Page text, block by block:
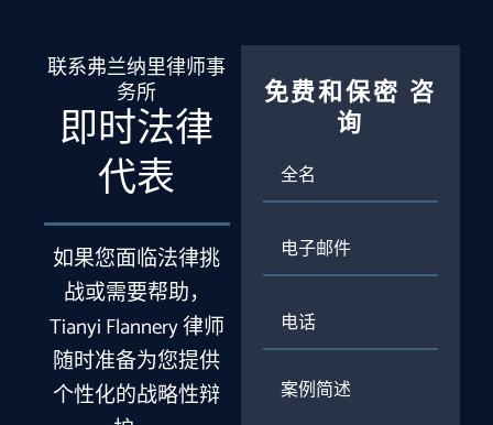
联系弗兰纳里律师事
务所
即时法律
代表
如果您面临法律挑
战或需要帮助，
Tianyi Flannery 律师
随时准备为您提供
个性化的战略性辩
免费和保密 咨
询
邮